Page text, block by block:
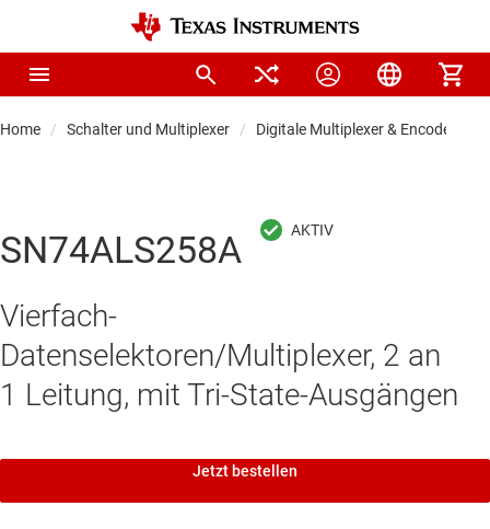
Home Schalter und Multiplexer Digitale Multiplexer & Encoder
SN74ALS258A
Vierfach-
Datenselektoren/Multiplexer, 2 an
1 Leitung, mit Tri-State-Ausgängen
Jetzt bestellen